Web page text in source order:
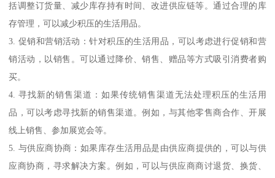
括调整订货量、减少库存持有时间、改进供应链等。通过合理的库
存管理，可以减少积压的生活用品。
3. 促销和营销活动：针对积压的生活用品，可以考虑进行促销和营
销活动，以销售。可以通过降价、销售、赠品等方式吸引消费者购
买。
4. 寻找新的销售渠道：如果传统销售渠道无法处理积压的生活用
品，可以考虑寻找新的销售渠道。例如，与其他零售商合作、开展
线上销售、参加展览会等。
5. 与供应商协商：如果库存生活用品是由供应商提供的，可以与供
应商协商，寻求解决方案。例如，可以与供应商商讨退货、换货、